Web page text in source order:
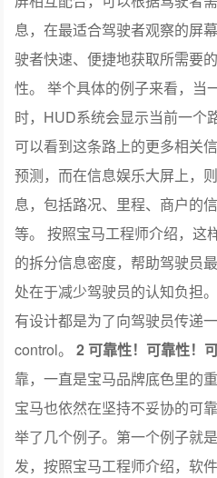
息，在最适合驾驶者观察的屏
驶者快速、便捷地获取所需要
性。 举个具体的例子来看，当
时，HUD系统会显示当前一个
可以看到这条路上的更多相关
预测，而在信息娱乐大屏上，
息，包括路况、里程、商户的
等。 按照宝马工程师介绍，这
的拆分信息密度，帮助驾驶员
处在于减少驾驶员的认知负担
有设计都是为了向驾驶员传递
control。2 可靠性！可靠性！可
靠，一直是宝马品牌底色里的
宝马也依然在坚持不妥协的可
举了几个例子。第一个例子就
发，按照宝马工程师介绍，软